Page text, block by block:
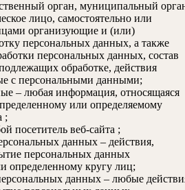
орган, муниципальный
лицо, самостоятельно или
организующие и (или)
персональных данных, а также
персональных данных, состав
обработке, действия
с персональными данными;
– любая информация, относящаяся
или определяемому
;
посетитель веб-сайта ;
данных – действия,
персональных данных
определенному кругу лиц;
данных – любые